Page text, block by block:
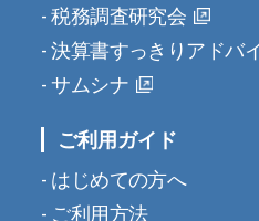
税務調査研究会
決算書すっきりアドバ
サムシナ
ご利用ガイド
はじめての方へ
ご利用方法